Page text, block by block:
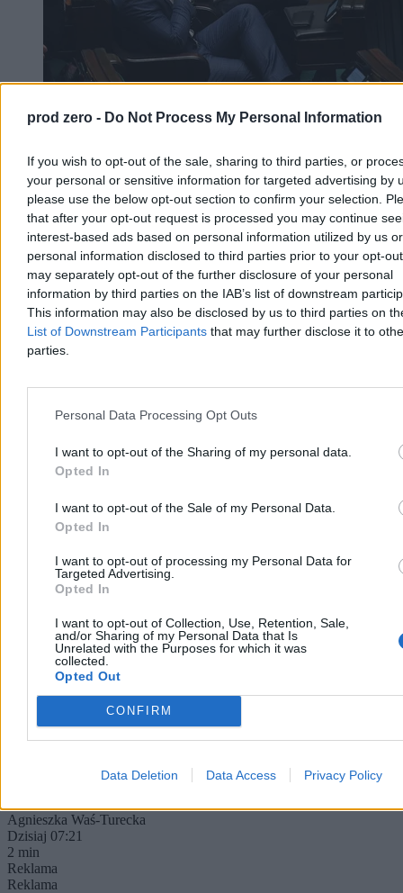
prod zero - Do Not Process My Personal Information
If you wish to opt-out of the sale, sharing to third parties, or
your personal or sensitive information for targeted advertising by
please use the below opt-out section to confirm your selection.
that after your opt-out request is processed you may continue
interest-based ads based on personal information utilized by us or
personal information disclosed to third parties prior to your opt-
may separately opt-out of the further disclosure of your personal
information by third parties on the IAB’s list of downstream
This information may also be disclosed by us to third parties on
List of Downstream Participants that may further disclose it to
parties.
Personal Data Processing Opt Outs
I want to opt-out of the Sharing of my personal data.
Opted In
I want to opt-out of the Sale of my Personal Data.
Opted In
I want to opt-out of processing my Personal Data for
Targeted Advertising.
Opted In
I want to opt-out of Collection, Use, Retention, Sale,
and/or Sharing of my Personal Data that Is
Unrelated with the Purposes for which it was
collected.
Opted Out
CONFIRM
Data Deletion Data Access Privacy Policy
Konfederacja przygotowuje się do wyborów.
Choć do wyborów parlamentarnych pozostało sporo czasu, w
Konfederacji miała rozpocząć się już rywalizacja o najlepsze
miejsca na listach. Starcie frakcji Krzysztofa Bosaka i Sławomira
Mentzena może przesądzić o przyszłej koalicji z PiS.
Agnieszka Waś-Turecka
Dzisiaj 08:22
3 min
Nowe święta państwowe? Ministerstwo pracuje
nad zmianami
Rząd przygotowuje istotne modyfikacje w kalendarzu świąt
państwowych. Ministerstwo Kultury i Dziedzictwa Narodowego
Agnieszka Waś-Turecka
Dzisiaj 07:21
2 min
Reklama
Reklama